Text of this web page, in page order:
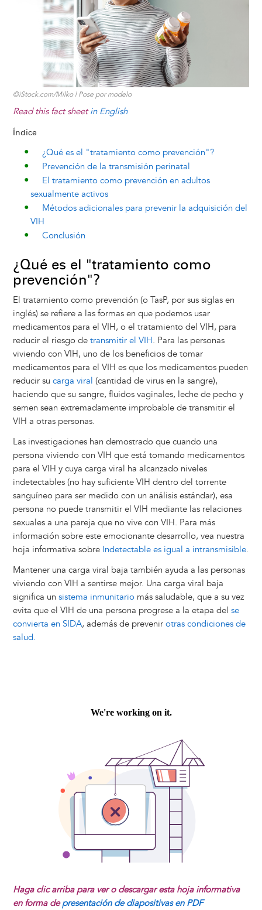
n
e
r
s
t
©iStock.com/Milko | Pose por modelo
Read this fact sheetin English
Índice
¿Qué es el "tratamiento como prevención"?
Prevención de la transmisión perinatal
El tratamiento como prevención en adultos
sexualmente activos
Métodos adicionales para prevenir la adquisición del
VIH
Conclusión
¿Qué es el "tratamiento como
prevención"?
El tratamiento como prevención (o TasP, por sus siglas en
inglés) se refiere a las formas en que podemos usar
medicamentos para el VIH, o el tratamiento del VIH, para
reducir el riesgo de transmitir el VIH. Para las personas
viviendo con VIH, uno de los beneficios de tomar
medicamentos para el VIH es que los medicamentos pueden
reducir su carga viral (cantidad de virus en la sangre),
haciendo que su sangre, fluidos vaginales, leche de pecho y
semen sean extremadamente improbable de transmitir el
VIH a otras personas.
Las investigaciones han demostrado que cuando una
persona viviendo con VIH que está tomando medicamentos
para el VIH y cuya carga viral ha alcanzado niveles
indetectables (no hay suficiente VIH dentro del torrente
sanguíneo para ser medido con un análisis estándar), esa
persona no puede transmitir el VIH mediante las relaciones
sexuales a una pareja que no vive con VIH. Para más
información sobre este emocionante desarrollo, vea nuestra
hoja informativa sobre Indetectable es igual a intransmisible.
Mantener una carga viral baja también ayuda a las personas
viviendo con VIH a sentirse mejor. Una carga viral baja
significa un sistema inmunitariomás saludable, que a su vez
evita que el VIH de una persona progrese a la etapa del se
convierta en SIDA, además de prevenir otras condiciones de
salud.
Haga clic arriba para ver o descargar esta hoja informativa
en forma depresentación de diapositivas en PDF